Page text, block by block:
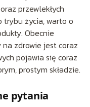
przewlekłych
trybu życia, warto o
Obecnie
zdrowie jest coraz
pojawia się coraz
prostym składzie.
pytania